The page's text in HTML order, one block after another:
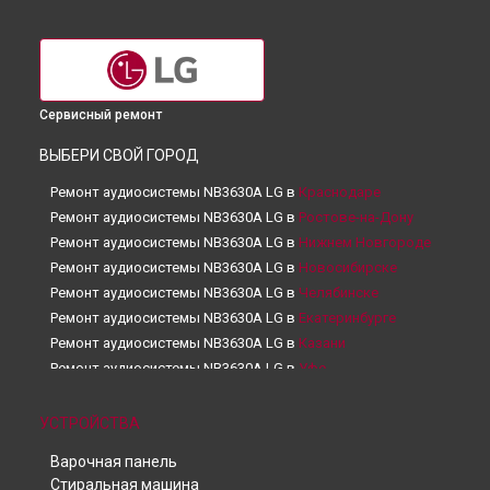
Сервисный ремонт
ВЫБЕРИ СВОЙ ГОРОД
Ремонт аудиосистемы NB3630A LG в Краснодаре
Ремонт аудиосистемы NB3630A LG в Ростове-на-Дону
Ремонт аудиосистемы NB3630A LG в Нижнем Новгороде
Ремонт аудиосистемы NB3630A LG в Новосибирске
Ремонт аудиосистемы NB3630A LG в Челябинске
Ремонт аудиосистемы NB3630A LG в Екатеринбурге
Ремонт аудиосистемы NB3630A LG в Казани
Ремонт аудиосистемы NB3630A LG в Уфе
Ремонт аудиосистемы NB3630A LG в
Ремонт аудиосистемы NB3630A LG в
УСТРОЙСТВА
Варочная панель
Стиральная машина